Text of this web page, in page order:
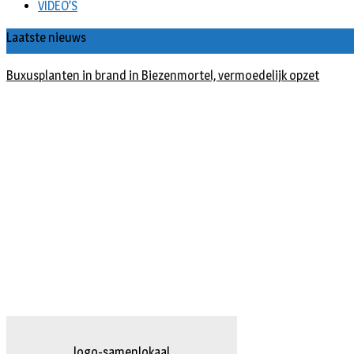
VIDEO’S
Laatste nieuws
Buxusplanten in brand in Biezenmortel, vermoedelijk opzet